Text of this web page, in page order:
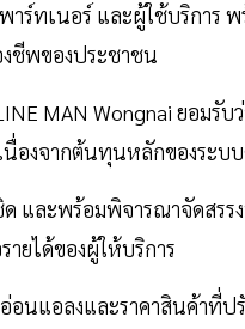
ร์ทเนอร์ และผู้ใช้บริการ
ชีพของประชาชน
MAN Wongnai ยอมรับ
นื่องจากต้นทุนหลักของระบ
และพร้อมพิจารณาจัดสร
ยได้ของผู้ให้บริการ
อนแอลงและราคาสินค้าที่